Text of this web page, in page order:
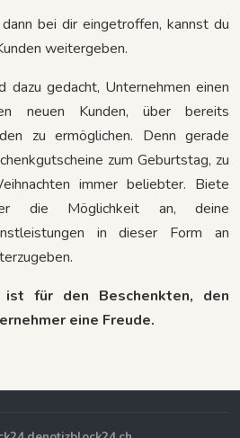
bei dir eingetroffen, kannst du
weitergeben.
dazu gedacht, Unternehmen einen
neuen Kunden, über bereits
zu ermöglichen. Denn gerade
zum Geburtstag, zu
immer beliebter. Biete
die Möglichkeit an, deine
in dieser Form an
ist für den Beschenkten, den
eine Freude.